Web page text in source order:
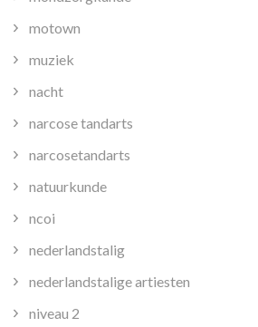
motown
muziek
nacht
narcose tandarts
narcosetandarts
natuurkunde
ncoi
nederlandstalig
nederlandstalige artiesten
niveau 2